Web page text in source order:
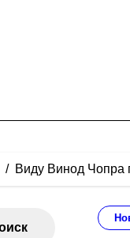
Виду Винод Чопра